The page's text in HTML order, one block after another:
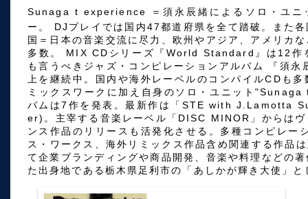
Sunaga t experience ＝須永辰緒によるソロ・ユニ
ー。 DJプレイでは国内47都道府県を全て踏破。また
国＝日本の音楽交流に尽力、欧州やアジア、アメリカ
多数。 MIX CDシリーズ『World Standard』は12作
も言うべきジャズ・コンピレーションアルバム 『須
上を継続中。国内や海外レーベルのコンパイルCDも
ミックスワークに加え自身のソロ・ユニット
バムは7作を発表。最新作は「STE with J.Lamotta
er)。主宰する音楽レーベル「DISC MINOR」からは
ンス作品のリリースも活発化させる。多種コンピレー
ス・ワークス、海外リミックス作品含め関連する作品
て企業ブランディングや商品開発、音楽や料理などの
た出身地である栃木県足利市の「あしかが輝き大使」